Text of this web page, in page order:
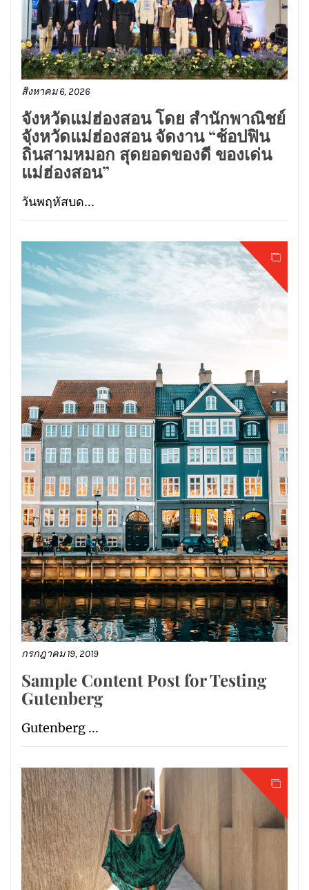
สิงหาคม 6, 2026
จังหวัดแม่ฮ่องสอน โดย สำนักพาณิชย์
จังหวัดแม่ฮ่องสอน จัดงาน “ช้อปฟิน
ถิ่นสามหมอก สุดยอดของดี ของเด่น
แม่ฮ่องสอน”
วันพฤหัสบด...
กรกฎาคม 19, 2019
Sample Content Post for Testing
Gutenberg
Gutenberg ...